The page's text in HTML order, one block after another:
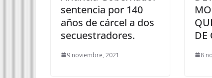
sentencia por 140
años de cárcel a dos
secuestradores.
9 noviembre, 2021
DE
8